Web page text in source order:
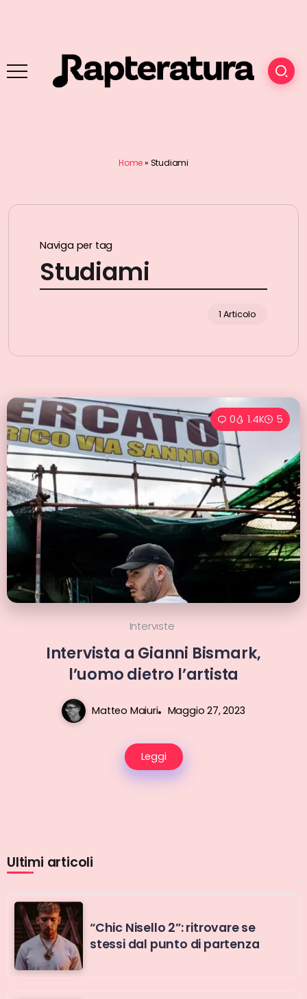
Home» Studiami
Naviga per tag
Studiami
1 Articolo
0 1.4K 5
Interviste
Intervista a Gianni Bismark,
l’uomo dietro l’artista
Matteo Maiuri Maggio 27, 2023
Leggi
Ultimi articoli
“Chic Nisello 2”: ritrovare se
stessi dal punto di partenza